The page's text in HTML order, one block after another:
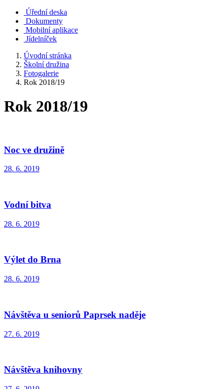
Úřední deska
Dokumenty
Mobilní aplikace
Jídelníček
Úvodní stránka
Školní družina
Fotogalerie
Rok 2018/19
Rok 2018/19
Noc ve družině
28. 6. 2019
Vodní bitva
28. 6. 2019
Výlet do Brna
28. 6. 2019
Návštěva u seniorů Paprsek naděje
27. 6. 2019
Návštěva knihovny